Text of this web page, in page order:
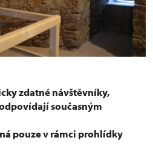
zdatné návštěvníky,
současným
pouze v rámci prohlídky